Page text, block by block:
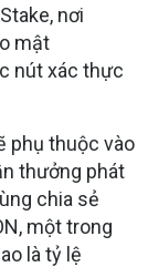
nơi
mật
nút xác thực
phụ thuộc vào
thưởng phát
chia sẻ
một trong
là tỷ lệ